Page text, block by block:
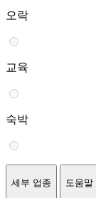
오락
교육
숙박
세부 업종 도움말